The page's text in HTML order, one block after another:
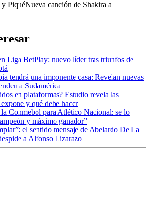
y PiquéNueva canción de Shakira a
Liga BetPlay: nuevo líder tras triunfos de
tendrá una imponente casa: Revelan nuevas
a Sudamérica
en plataformas? Estudio revela las
y qué debe hacer
Conmebol para Atlético Nacional: se lo
y máximo ganador”
el sentido mensaje de Abelardo De La
a Alfonso Lizarazo